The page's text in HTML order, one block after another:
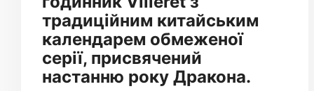
традиційним китайським
календарем обмеженої
серії, присвячений
настанню року Дракона.